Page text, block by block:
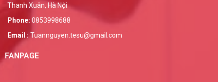
Thanh Xuân, Hà Nội
Phone: 0853998688
Email :Tuannguyen.tesu@gmail.com
FANPAGE